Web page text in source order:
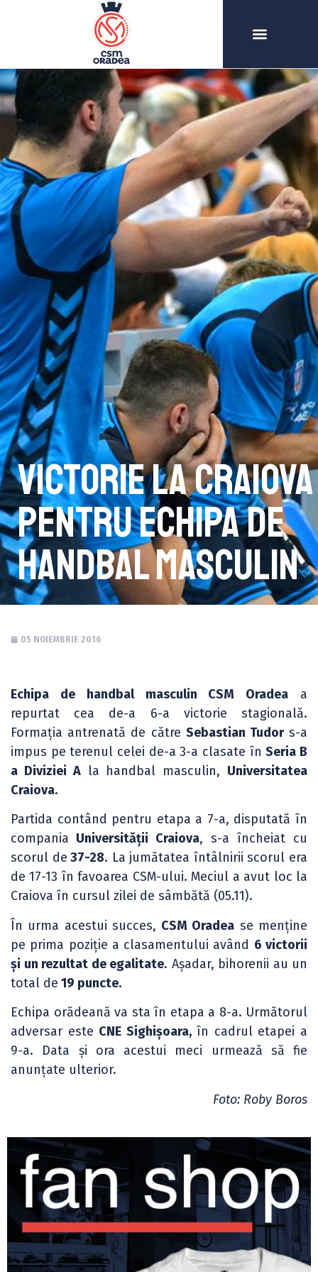
Victorie la Craiova
pentru echipa de
handbal masculin
05 NOIEMBRIE 2016
Echipa de handbal masculin CSM Oradea a
repurtat cea de-a 6-a victorie stagională.
Formația antrenată de către Sebastian Tudors-a
impus pe terenul celei de-a 3-a clasate înSeria B
a Diviziei Ala handbal masculin, Universitatea
Craiova.
Partida contând pentru etapa a 7-a, disputată în
compania Universității Craiova, s-a încheiat cu
scorul de 37-28. La jumătatea întâlnirii scorul era
de 17-13 în favoarea CSM-ului. Meciul a avut loc la
Craiova în cursul zilei de sâmbătă (05.11).
În urma acestui succes, CSM Oradea se menține
pe prima poziție a clasamentului având 6 victorii
și un rezultat de egalitate. Așadar, bihorenii au un
total de 19 puncte.
Echipa orădeană va sta în etapa a 8-a. Următorul
adversar este CNE Sighișoara,în cadrul etapei a
9-a. Data și ora acestui meci urmează să fie
anunțate ulterior.
Foto: Roby Boros